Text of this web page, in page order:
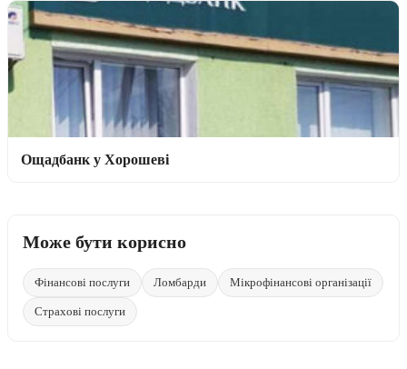
Ощадбанк у Хорошеві
Може бути корисно
Фінансові послуги Ломбарди Мікрофінансові організації
Страхові послуги